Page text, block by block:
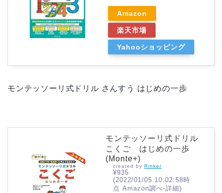
Amazon
楽天市場
Yahooショッピング
モンテッソーリ式ドリル さんすう はじめの一歩
モンテッソーリ式ドリル
こくご はじめの一歩
(Monte+)
created by Rinker
¥935
(2022/01/05 10:02:58時
点 Amazon調べ-詳細)